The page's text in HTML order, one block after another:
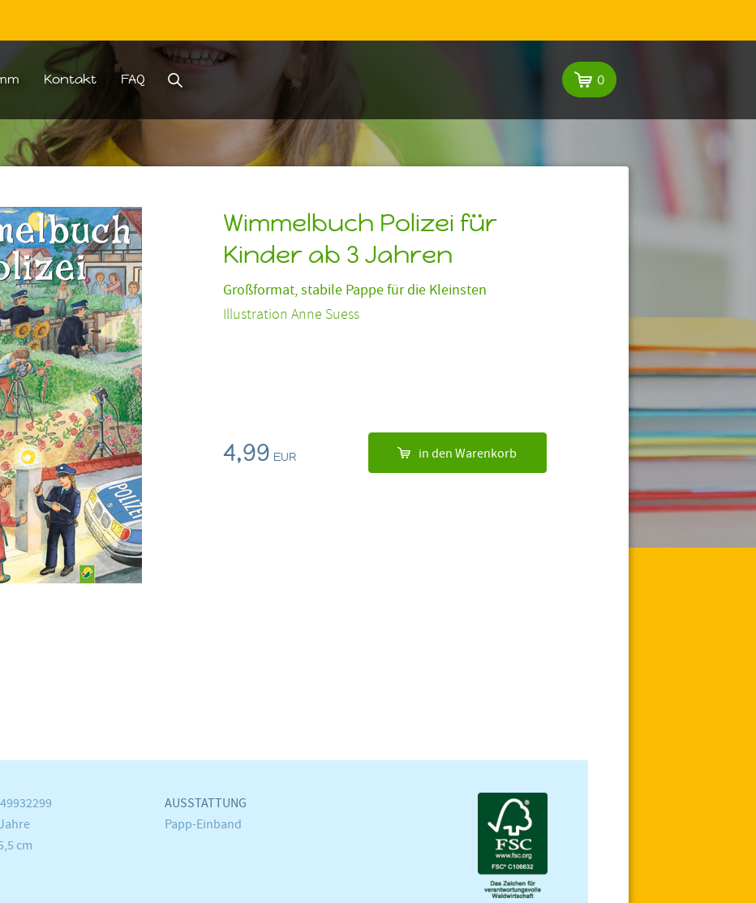
Kontakt FAQ
Suche
0
Wimmelbuch Polizei für
Kinder ab 3 Jahren
Großformat, stabile Pappe für die Kleinsten
Illustration Anne Suess
4,99 EUR in den Warenkorb
cm
AUSSTATTUNG
Papp-Einband